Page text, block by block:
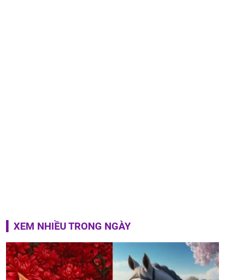
XEM NHIỀU TRONG NGÀY